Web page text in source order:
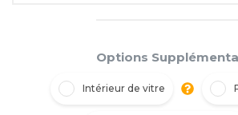
Options
Intérieur de vitre